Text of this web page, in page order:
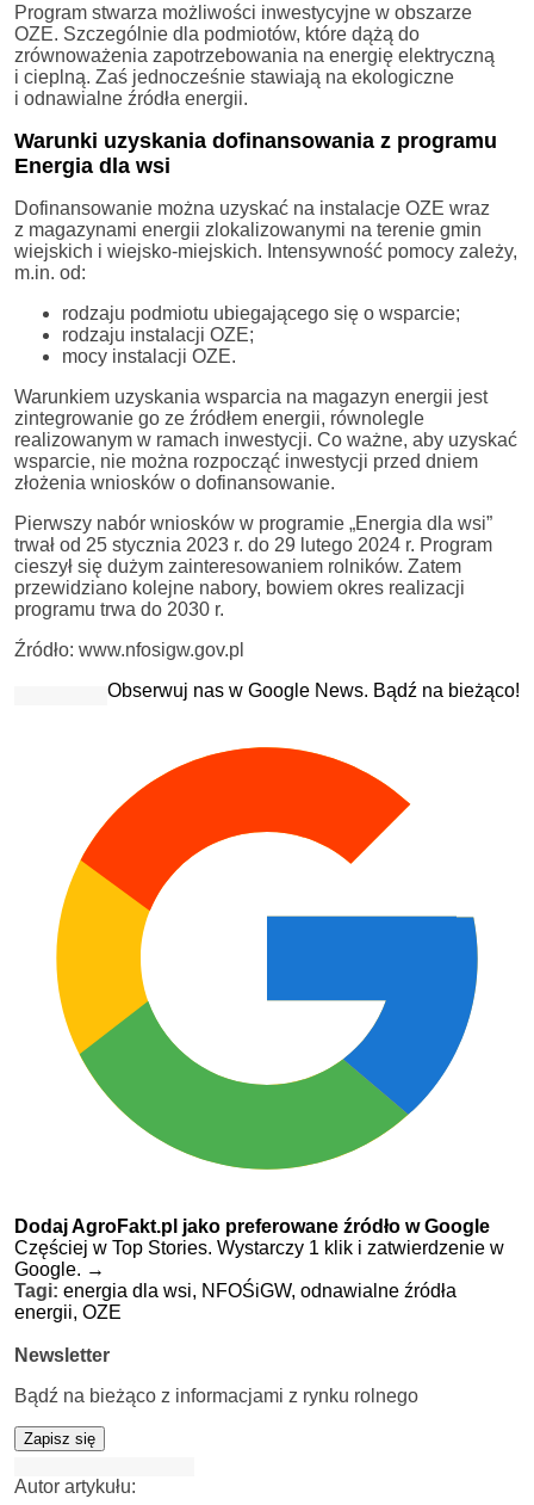
Program stwarza możliwości inwestycyjne w obszarze
OZE. Szczególnie dla podmiotów, które dążą do
zrównoważenia zapotrzebowania na energię elektryczną
i cieplną. Zaś jednocześnie stawiają na ekologiczne
i odnawialne źródła energii.
Warunki uzyskania dofinansowania z programu
Energia dla wsi
Dofinansowanie można uzyskać na instalacje OZE wraz
z magazynami energii zlokalizowanymi na terenie gmin
wiejskich i wiejsko-miejskich. Intensywność pomocy zależy,
m.in. od:
rodzaju podmiotu ubiegającego się o wsparcie;
rodzaju instalacji OZE;
mocy instalacji OZE.
Warunkiem uzyskania wsparcia na magazyn energii jest
zintegrowanie go ze źródłem energii, równolegle
realizowanym w ramach inwestycji. Co ważne, aby uzyskać
wsparcie, nie można rozpocząć inwestycji przed dniem
złożenia wniosków o dofinansowanie.
Pierwszy nabór wniosków w programie „Energia dla wsi”
trwał od 25 stycznia 2023 r. do 29 lutego 2024 r. Program
cieszył się dużym zainteresowaniem rolników. Zatem
przewidziano kolejne nabory, bowiem okres realizacji
programu trwa do 2030 r.
Źródło: www.nfosigw.gov.pl
Obserwuj nas w Google News. Bądź na bieżąco!
Dodaj AgroFakt.pl jako preferowane źródło w Google
Częściej w Top Stories. Wystarczy 1 klik i zatwierdzenie w
Google. →
Tagi: energia dla wsi, NFOŚiGW, odnawialne źródła
energii, OZE
Newsletter
Bądź na bieżąco z informacjami z rynku rolnego
Zapisz się
Autor artykułu: